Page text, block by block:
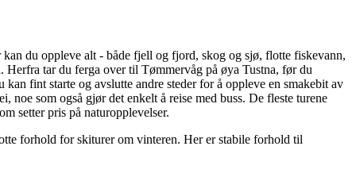
du oppleve alt - både fjell og fjord, skog og sjø, flotte fiskevann,
tar du ferga over til Tømmervåg på øya Tustna, før du
fint starte og avslutte andre steder for å oppleve en smakebit av
som også gjør det enkelt å reise med buss. De fleste turene
setter pris på naturopplevelser.
forhold for skiturer om vinteren. Her er stabile forhold til